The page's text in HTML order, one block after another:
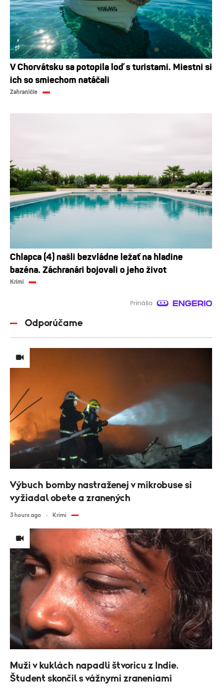
V Chorvátsku sa potopila loď s turistami. Miestni si
ich so smiechom natáčali
Zahraničie
Chlapca (4) našli bezvládne ležať na hladine
bazéna. Záchranári bojovali o jeho život
Krimi
Odporúčame
Výbuch bomby nastraženej v mikrobuse si
vyžiadal obete a zranených
3 hours ago Krimi
Muži v kuklách napadli štvoricu z Indie.
Študent skončil s vážnymi zraneniami